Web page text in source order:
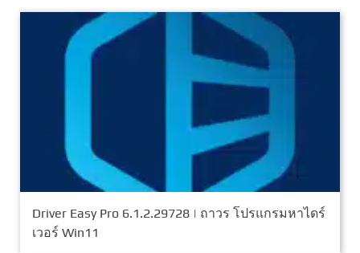
Driver Easy Pro 6.1.2.29728 | ถาวร โปรแกรมหาไดร์
เวอร์ Win11